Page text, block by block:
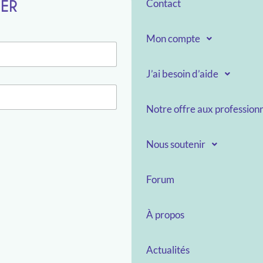
Contact
Mon compte
J’ai besoin d’aide
Notre offre aux
Nous soutenir
Forum
À propos
Actualités